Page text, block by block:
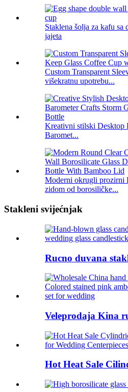
Staklena šolja za kafu
jajeta
Custom Transparent
višekratnu upotrebu...
Kreativni stilski Desktop
Baromet...
Moderni okrugli prozirni
zidom od borosiličke...
Stakleni svijećnjak
Rucno duvana
Veleprodaja Kina
Hot Heat Sale